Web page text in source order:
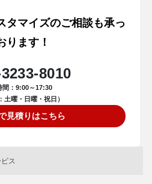
タマイズのご相談も承っ
ります！
8010
間：9:00～17:30
土曜・日曜・祝日）
見積りはこちら
ス